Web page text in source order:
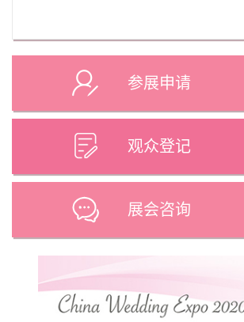
参展申请
观众登记
展会咨询